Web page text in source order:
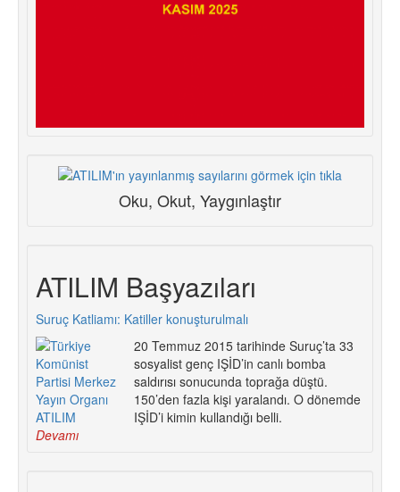
Oku, Okut, Yaygınlaştır
ATILIM Başyazıları
Suruç Katliamı: Katiller konuşturulmalı
20 Temmuz 2015 tarihinde Suruç’ta 33
sosyalist genç IŞİD’in canlı bomba
saldırısı sonucunda toprağa düştü.
150’den fazla kişi yaralandı. O dönemde
IŞİD’i kimin kullandığı belli.
Devamı